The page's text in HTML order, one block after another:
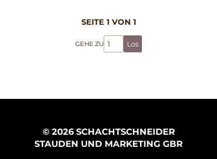
SEITE 1 VON 1
GEHE ZU Los
© 2026 SCHACHTSCHNEIDER
STAUDEN UND MARKETING GBR